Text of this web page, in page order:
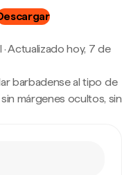
·Actualizado hoy, 7 de
barbadense al tipo de
márgenes ocultos, sin